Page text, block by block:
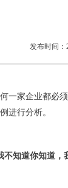
发布时间
一家企业都必
进行分析。
不知道你知道，